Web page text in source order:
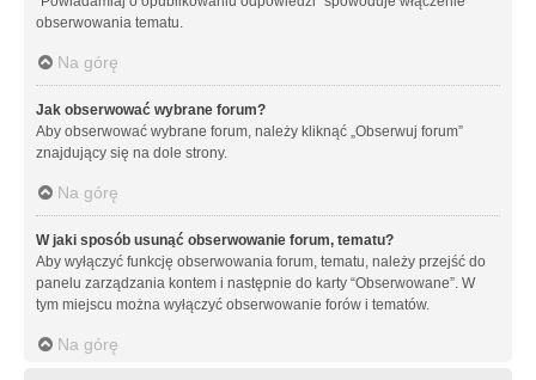
obserwowania tematu.
Na górę
Jak obserwować wybrane forum?
Aby obserwować wybrane forum, należy kliknąć „Obserwuj forum”
znajdujący się na dole strony.
Na górę
W jaki sposób usunąć obserwowanie forum, tematu?
Aby wyłączyć funkcję obserwowania forum, tematu, należy przejść do
panelu zarządzania kontem i następnie do karty “Obserwowane”. W
tym miejscu można wyłączyć obserwowanie forów i tematów.
Na górę